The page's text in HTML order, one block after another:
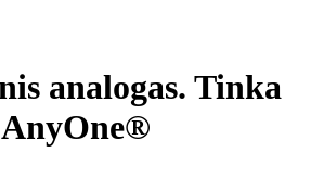
analogas. Tinka